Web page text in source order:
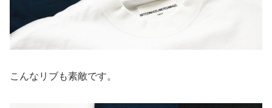
こんなリブも素敵です。